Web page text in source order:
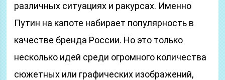
различных ситуациях и ракурсах. Именно
Путин на капоте набирает популярность в
качестве бренда России. Но это только
несколько идей среди огромного количества
сюжетных или графических изображений,